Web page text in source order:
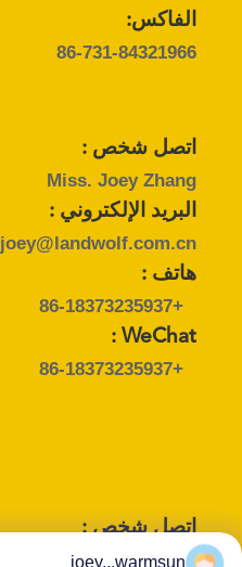
الفاكس:
86-731-84321966
اتصل شخص :
Miss. Joey Zhang
البريد الإلكتروني :
joey@landwolf.com.cn
هاتف :
+86-18373235937
WeChat :
+86-18373235937
اتصل شخص :
Mr. Vincent
joey...warmsun